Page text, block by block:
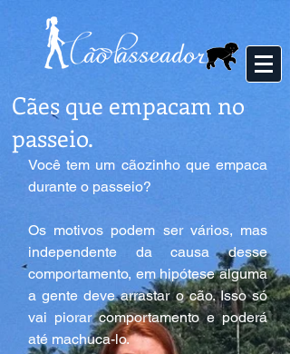
Cães que empacam no
passeio.
Você tem um cãozinho que empaca
durante o passeio?
Os motivos podem ser vários, mas
independente da causa desse
comportamento, em hipótese alguma
a gente deve arrastar o cão. Isso só
vai piorar comportamento e poderá
até machuca-lo.